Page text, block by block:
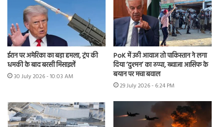
ईरान पर अमेरिका का बड़ा हमला, ट्रंप की
धमकी के बाद बरसी मिसाइलें
30 July 2026 - 10:03 AM
PoK में उठी आवाज तो पाकिस्तान ने लगा
दिया ‘दुश्मन’ का ठप्पा, ख्वाजा आसिफ के
बयान पर मचा बवाल
29 July 2026 - 6:24 PM